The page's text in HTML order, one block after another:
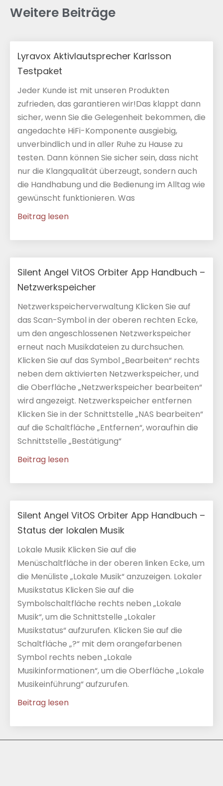
Weitere Beiträge
Lyravox Aktivlautsprecher Karlsson
Testpaket
Jeder Kunde ist mit unseren Produkten
zufrieden, das garantieren wir!Das klappt dann
sicher, wenn Sie die Gelegenheit bekommen, die
angedachte HiFi-Komponente ausgiebig,
unverbindlich und in aller Ruhe zu Hause zu
testen. Dann können Sie sicher sein, dass nicht
nur die Klangqualität überzeugt, sondern auch
die Handhabung und die Bedienung im Alltag wie
gewünscht funktionieren. Was
Beitrag lesen
Silent Angel VitOS Orbiter App Handbuch –
Netzwerkspeicher
Netzwerkspeicherverwaltung Klicken Sie auf
das Scan-Symbol in der oberen rechten Ecke,
um den angeschlossenen Netzwerkspeicher
erneut nach Musikdateien zu durchsuchen.
Klicken Sie auf das Symbol „Bearbeiten“ rechts
neben dem aktivierten Netzwerkspeicher, und
die Oberfläche „Netzwerkspeicher bearbeiten“
wird angezeigt. Netzwerkspeicher entfernen
Klicken Sie in der Schnittstelle „NAS bearbeiten“
auf die Schaltfläche „Entfernen“, woraufhin die
Schnittstelle „Bestätigung“
Beitrag lesen
Silent Angel VitOS Orbiter App Handbuch –
Status der lokalen Musik
Lokale Musik Klicken Sie auf die
Menüschaltfläche in der oberen linken Ecke, um
die Menüliste „Lokale Musik“ anzuzeigen. Lokaler
Musikstatus Klicken Sie auf die
Symbolschaltfläche rechts neben „Lokale
Musik“, um die Schnittstelle „Lokaler
Musikstatus“ aufzurufen. Klicken Sie auf die
Schaltfläche „?“ mit dem orangefarbenen
Symbol rechts neben „Lokale
Musikinformationen“, um die Oberfläche „Lokale
Musikeinführung“ aufzurufen.
Beitrag lesen